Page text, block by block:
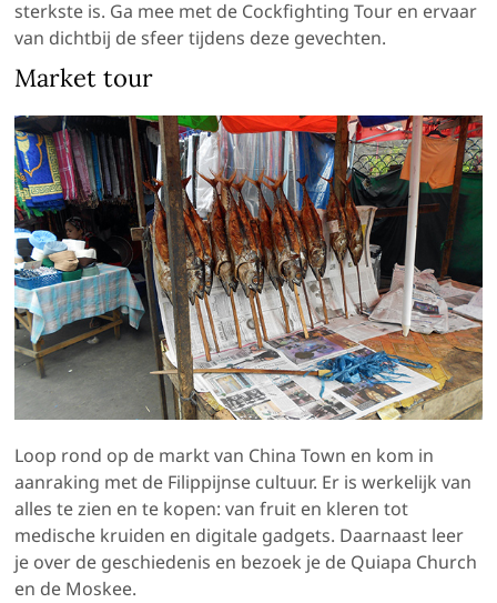
sterkste is. Ga mee met de Cockfighting Tour en ervaar
van dichtbij de sfeer tijdens deze gevechten.
Market tour
Loop rond op de markt van China Town en kom in
aanraking met de Filippijnse cultuur. Er is werkelijk van
alles te zien en te kopen: van fruit en kleren tot
medische kruiden en digitale gadgets. Daarnaast leer
je over de geschiedenis en bezoek je de Quiapa Church
en de Moskee.